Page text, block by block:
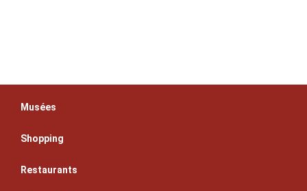
Musées
Shopping
Restaurants